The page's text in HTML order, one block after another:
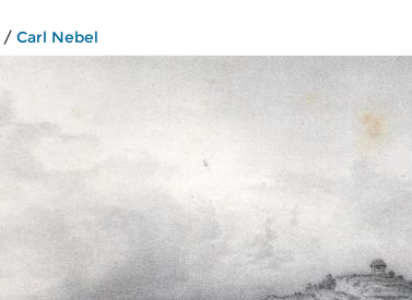
/ Carl Nebel